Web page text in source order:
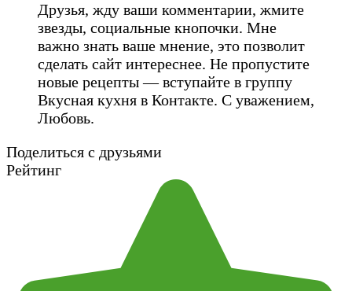
Друзья, жду ваши комментарии, жмите
звезды, социальные кнопочки. Мне
важно знать ваше мнение, это позволит
сделать сайт интереснее. Не пропустите
новые рецепты — вступайте в группу
Вкусная кухня в Контакте. С уважением,
Любовь.
Поделиться с друзьями
Рейтинг